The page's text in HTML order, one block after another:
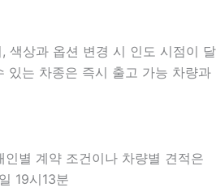
색상과 옵션 변경 시 인도 시점이 달
있는 차종은 즉시 출고 가능 차량과
별 계약 조건이나 차량별 견적은
19시13분